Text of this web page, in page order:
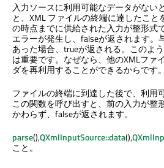
入力ソースに利用可能なデータがない
と、XML ファイルの終端に達したこと
の時点までに供給された入力が整形式
エラーが発生し、falseが返されます。
あった場合、trueが返される。このよ
は重要です。なぜなら、他のXMLファ
ダを再利用することができるからです。
ファイルの終端に到達した後で、利用
この関数を呼び出すと、前の入力が整
かわらず、falseが返されます。
parse(),QXmlInputSource::data(),
こと。